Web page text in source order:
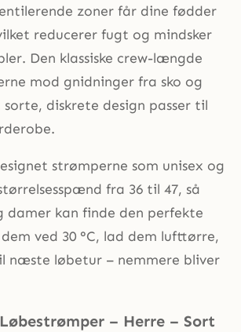
zoner får dine fødder
reducerer fugt og mindsker
Den klassiske crew-længde
mod gnidninger fra sko og
sorte, diskrete design passer til
strømperne som unisex og
fra 36 til 47, så
damer kan finde den perfekte
ved 30 °C, lad dem lufttørre,
næste løbetur – nemmere bliver
– Herre – Sort